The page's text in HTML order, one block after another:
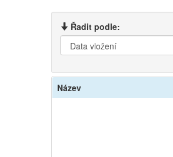
Řadit podle:
Název